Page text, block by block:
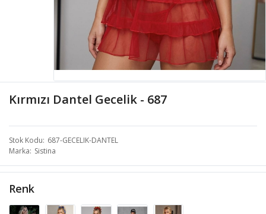
Kırmızı Dantel Gecelik - 687
Stok Kodu 687-GECELIK-DANTEL
Marka Sistina
Renk